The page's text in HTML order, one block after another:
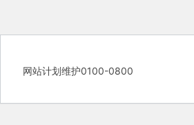
网站计划维护0100-0800